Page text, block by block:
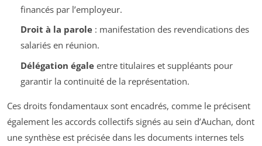
financés par l’employeur.
Droit à la parole: manifestation des revendications des
salariés en réunion.
Délégation égaleentre titulaires et suppléants pour
garantir la continuité de la représentation.
Ces droits fondamentaux sont encadrés, comme le précisent
également les accords collectifs signés au sein d’Auchan, dont
une synthèse est précisée dans les documents internes tels